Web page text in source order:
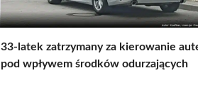
33-latek zatrzymany za kierowanie
pod wpływem środków odurzających